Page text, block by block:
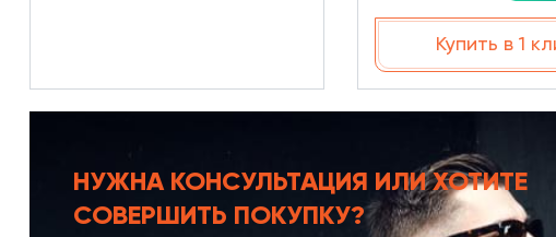
Купить в 1
НУЖНА КОНСУЛЬТАЦИЯ
ИЛИ ХОТИТЕ
СОВЕРШИТЬ ПОКУПКУ?